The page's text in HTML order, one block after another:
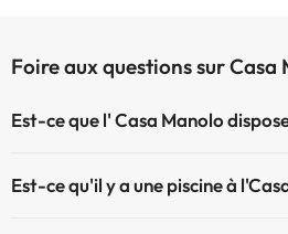
Foire aux questions sur Casa
Est-ce que l' Casa Manolo
Est-ce qu'il y a une piscine à